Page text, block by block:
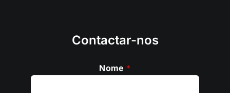
Contactar-nos
Nome *